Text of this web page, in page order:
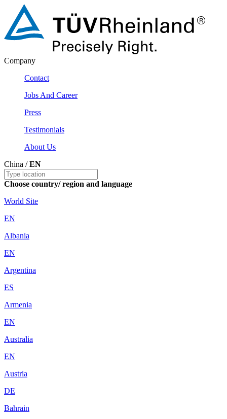
Company
Contact
Jobs And Career
Press
Testimonials
About Us
China /EN
Choose country/ region and language
World Site
EN
Albania
EN
Argentina
ES
Armenia
EN
Australia
EN
Austria
DE
Bahrain